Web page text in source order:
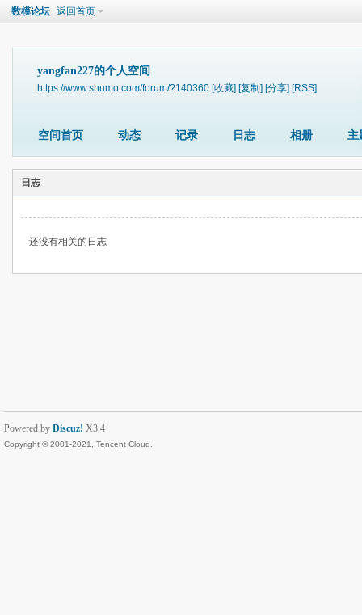
数模论坛 返回首页
yangfan227的个人空间
https://www.shumo.com/forum/?140360 [收藏] [复制] [分享] [RSS]
空间首页 动态 记录 日志 相册 主
日志
还没有相关的日志
Powered by Discuz! X3.4
Copyright © 2001-2021, Tencent Cloud.